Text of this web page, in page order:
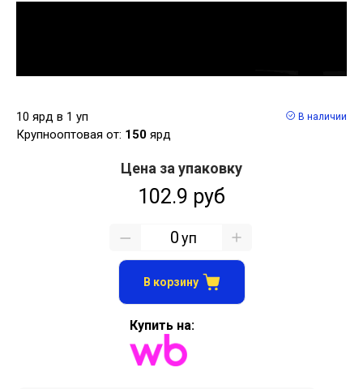
10 ярд в 1 уп
Крупнооптовая от: 150 ярд
В наличии
Цена за упаковку
102.9 руб
уп
В корзину
Купить на: